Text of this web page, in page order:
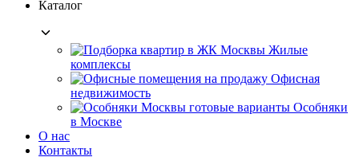
Каталог
Жилые
комплексы
Офисная
недвижимость
Особняки
в Москве
О нас
Контакты